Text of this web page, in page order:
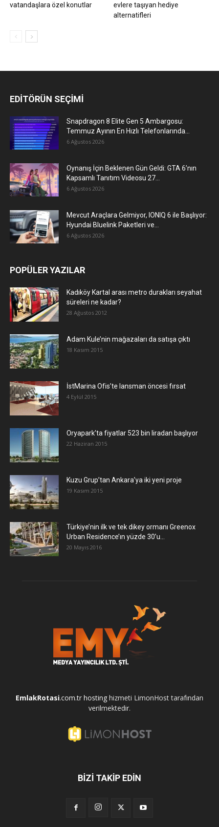
vatandaşlara özel konutlar
evlere taşıyan hediye
alternatifleri
EDİTÖRÜN SEÇİMİ
Snapdragon 8 Elite Gen 5 Ambargosu:
Temmuz Ayının En Hızlı Telefonlarında...
6 Ağustos 2026
Oynanış İçin Beklenen Gün Geldi: GTA 6’nın
Kapsamlı Tanıtım Videosu 27...
6 Ağustos 2026
Mevcut Araçlara Gelmiyor, IONIQ 6 ile Başlıyor:
Hyundai Bluelink Paketleri ve...
6 Ağustos 2026
POPÜLER YAZILAR
Kadıköy Kartal arası metro durakları seyahat
süreleri ne kadar?
28 Ağustos 2012
Adam Kule’nin mağazaları da satışa çıktı
18 Kasım 2015
İstMarina Ofis’te lansman öncesi fırsat
4 Eylül 2015
Oryapark’ta fiyatlar 523 bin liradan başlıyor
22 Haziran 2015
​Kuzu Grup’tan Ankara’ya iki yeni proje
19 Kasım 2015
Türkiye’nin ilk ve tek dikey ormanı Greenox
Urban Residence’ın yüzde 30’u...
20 Mayıs 2016
EmlakRotasi.com.tr hosting hizmeti LimonHost tarafından
verilmektedir.
BİZİ TAKİP EDİN